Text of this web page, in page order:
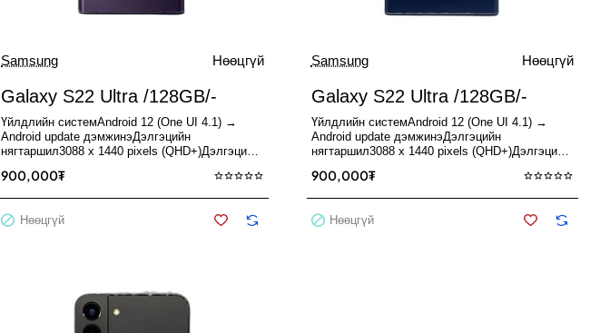
Used
Зарагдсан
Нөөцгүй
Samsung Нөөцгүй
Galaxy S22 Ultra /128GB/-
Үйлдлийн системAndroid 12 (One UI 4.1) →
Android update дэмжинэДэлгэцийн
нягтаршил3088 x 1440 pixels (QHD+)Дэлгэцийн
900,000₮
Нөөцгүй
Used
Зарагдсан
Нөөцгүй
Samsung Нөөцгүй
Galaxy S22 Ultra /128GB/-
Үйлдлийн системAndroid 12 (One UI 4.1) →
Android update дэмжинэДэлгэцийн
нягтаршил3088 x 1440 pixels (QHD+)Дэлгэцийн
900,000₮
Нөөцгүй